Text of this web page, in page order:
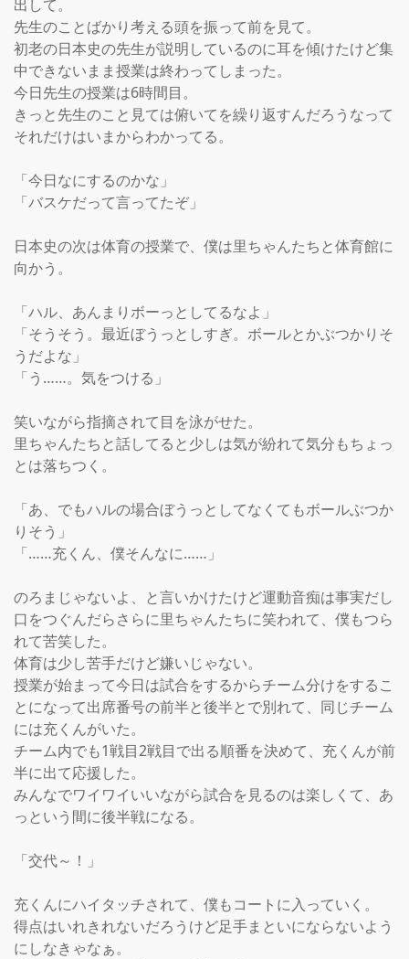
出して。
先生のことばかり考える頭を振って前を見て。
初老の日本史の先生が説明しているのに耳を傾けたけど集
中できないまま授業は終わってしまった。
今日先生の授業は6時間目。
きっと先生のこと見ては俯いてを繰り返すんだろうなって
それだけはいまからわかってる。
「今日なにするのかな」
「バスケだって言ってたぞ」
日本史の次は体育の授業で、僕は里ちゃんたちと体育館に
向かう。
「ハル、あんまりボーっとしてるなよ」
「そうそう。最近ぼうっとしすぎ。ボールとかぶつかりそ
うだよな」
「う……。気をつける」
笑いながら指摘されて目を泳がせた。
里ちゃんたちと話してると少しは気が紛れて気分もちょっ
とは落ちつく。
「あ、でもハルの場合ぼうっとしてなくてもボールぶつか
りそう」
「……充くん、僕そんなに……」
のろまじゃないよ、と言いかけたけど運動音痴は事実だし
口をつぐんだらさらに里ちゃんたちに笑われて、僕もつら
れて苦笑した。
体育は少し苦手だけど嫌いじゃない。
授業が始まって今日は試合をするからチーム分けをするこ
とになって出席番号の前半と後半とで別れて、同じチーム
には充くんがいた。
チーム内でも1戦目2戦目で出る順番を決めて、充くんが前
半に出て応援した。
みんなでワイワイいいながら試合を見るのは楽しくて、あ
っという間に後半戦になる。
「交代～！」
充くんにハイタッチされて、僕もコートに入っていく。
得点はいれきれないだろうけど足手まといにならないよう
にしなきゃなぁ。